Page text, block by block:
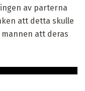
av parterna
att detta skulle
att deras